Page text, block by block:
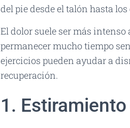
del pie desde el talón hasta los
El dolor suele ser más
permanecer mucho tiempo
ejercicios pueden ayudar a
recuperación.
1.